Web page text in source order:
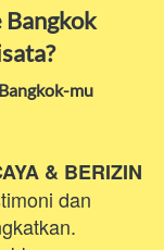
Bangkok
mu
& BERIZIN
dan